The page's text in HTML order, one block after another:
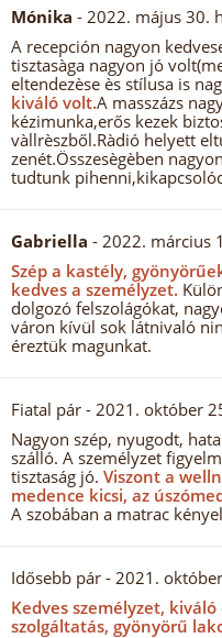
Mónika - 2022. május 30.
A recepción nagyon
tisztasàga nagyon jó
eltendezèse ès stílusa is
kiváló volt.A masszázs
kézimunka,erős kezek
vàllrèszből.Ràdió helyett
zenét.Összesègèben
tudtunk
Gabriella - 2022. március
Szép a kastély,
kedves a személyzet.
dolgozó felszolágókat,
váron kívül sok látnivaló
éreztük magunkat.
Fiatal pár - 2021. október
Nagyon szép, nyugodt,
szálló. A személyzet
tisztaság jó. Viszont a
medence kicsi, az
A szobában a matrac
Idősebb pár - 2021.
Kedves személyzet,
szolgáltatás, gyönyörű